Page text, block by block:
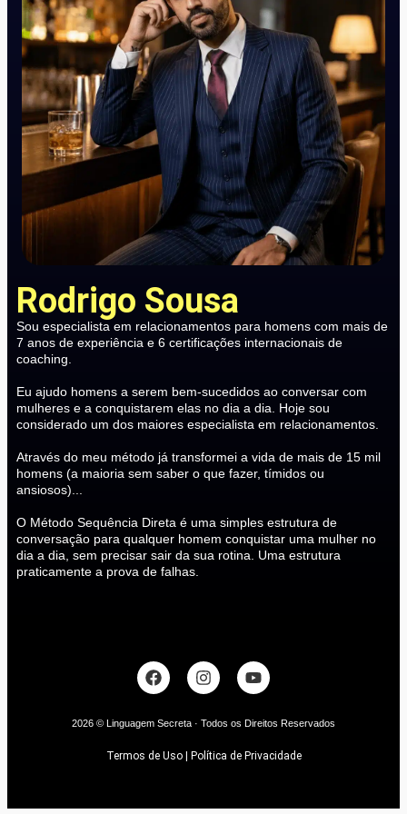
Rodrigo Sousa
Sou especialista em relacionamentos para homens com mais de
7 anos de experiência e 6 certificações internacionais de
coaching.
Eu ajudo homens a serem bem-sucedidos ao conversar com
mulheres e a conquistarem elas no dia a dia. Hoje sou
considerado um dos maiores especialista em relacionamentos.
Através do meu método já transformei a vida de mais de 15 mil
homens (a maioria sem saber o que fazer, tímidos ou
ansiosos)...
O Método Sequência Direta é uma simples estrutura de
conversação para qualquer homem conquistar uma mulher no
dia a dia, sem precisar sair da sua rotina. Uma estrutura
praticamente a prova de falhas.
2026 © Linguagem Secreta · Todos os Direitos Reservados
Termos de Uso | Política de Privacidade